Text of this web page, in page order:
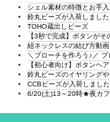
シェル素材の特徴とお手
鈴丸ビーズが入荷しまし
TOHO蔵出しビーズ
【3秒で完成】ボタンが
紐ネックレスの結び方動画
＼ブローチを作ろう♪／ ブ
【初心者向け】ボタンヘ
鈴丸ビーズのイヤリング
CCBビーズが入荷しました
6/20(土)13～20時★夜カ